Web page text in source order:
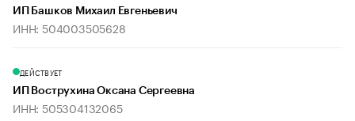
ИП Башков Михаил Евгеньевич
ИНН: 504003505628
ДЕЙСТВУЕТ
ИП Вострухина Оксана Сергеевна
ИНН: 505304132065